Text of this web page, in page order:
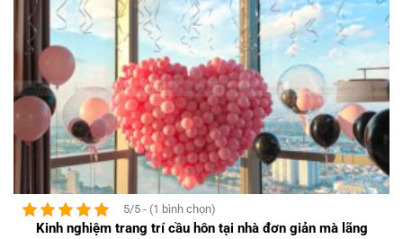
5/5 - (1 bình chọn)
Kinh nghiệm trang trí cầu hôn tại nhà đơn giản mà lãng